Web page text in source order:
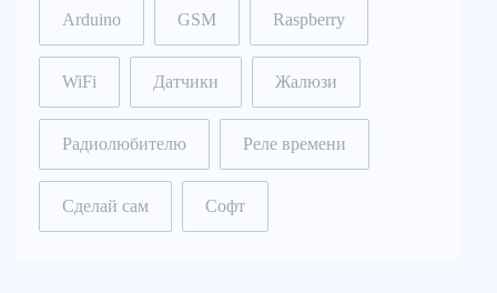
Arduino GSM Raspberry
WiFi Датчики Жалюзи
Радиолюбителю Реле времени
Сделай сам Софт